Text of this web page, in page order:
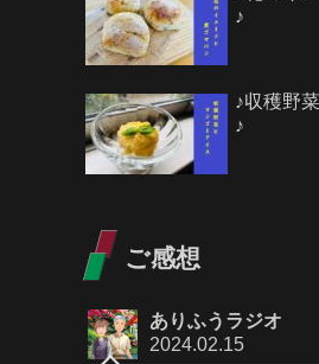
♪
♪収穫野
♪
ご感想
ありふうラジオ
2024.02.15